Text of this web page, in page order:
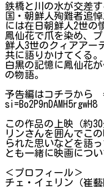
鉄橋と川の水が交差
国・朝鮮人殉難者追
には在日朝鮮人2世の
鳳仙花で爪を染め、
鮮人3世のクィアアー
共に語りかけてくる。
白黒の記憶に鳳仙花
の物語。
予告編はコチラか
si=Bo2P9nDAMH5rgwH8
この作品の上映（約
リンさんを囲んでこ
られた思いなどを語
とも一緒に映画につ
＜プロフィール＞
チェ・イェリン（崔藝